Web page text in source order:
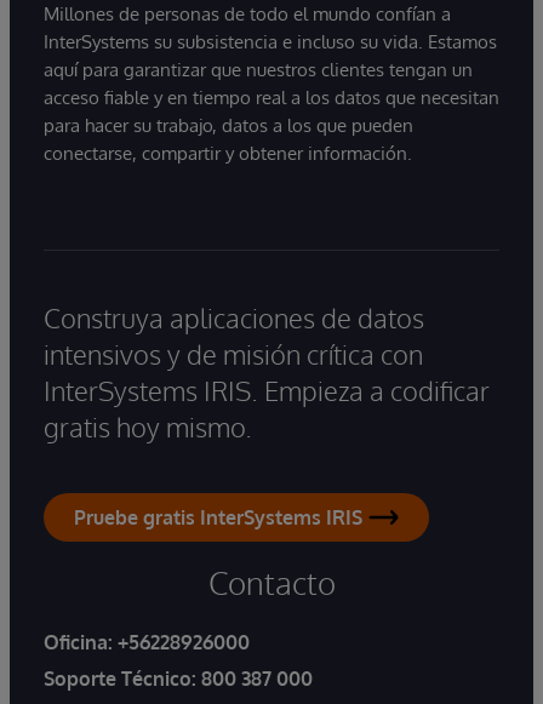
Millones de personas de todo el mundo confían a
InterSystems su subsistencia e incluso su vida. Estamos
aquí para garantizar que nuestros clientes tengan un
acceso fiable y en tiempo real a los datos que necesitan
para hacer su trabajo, datos a los que pueden
conectarse, compartir y obtener información.
Construya aplicaciones de datos
intensivos y de misión crítica con
InterSystems IRIS. Empieza a codificar
gratis hoy mismo.
Pruebe gratis InterSystems IRIS
Contacto
Oficina: +56228926000
Soporte Técnico: 800 387 000